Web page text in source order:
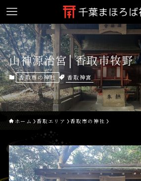
山神源治宮│香取市牧野
香取市の神社 香取神宮
ホーム 香取エリア 香取市の神社